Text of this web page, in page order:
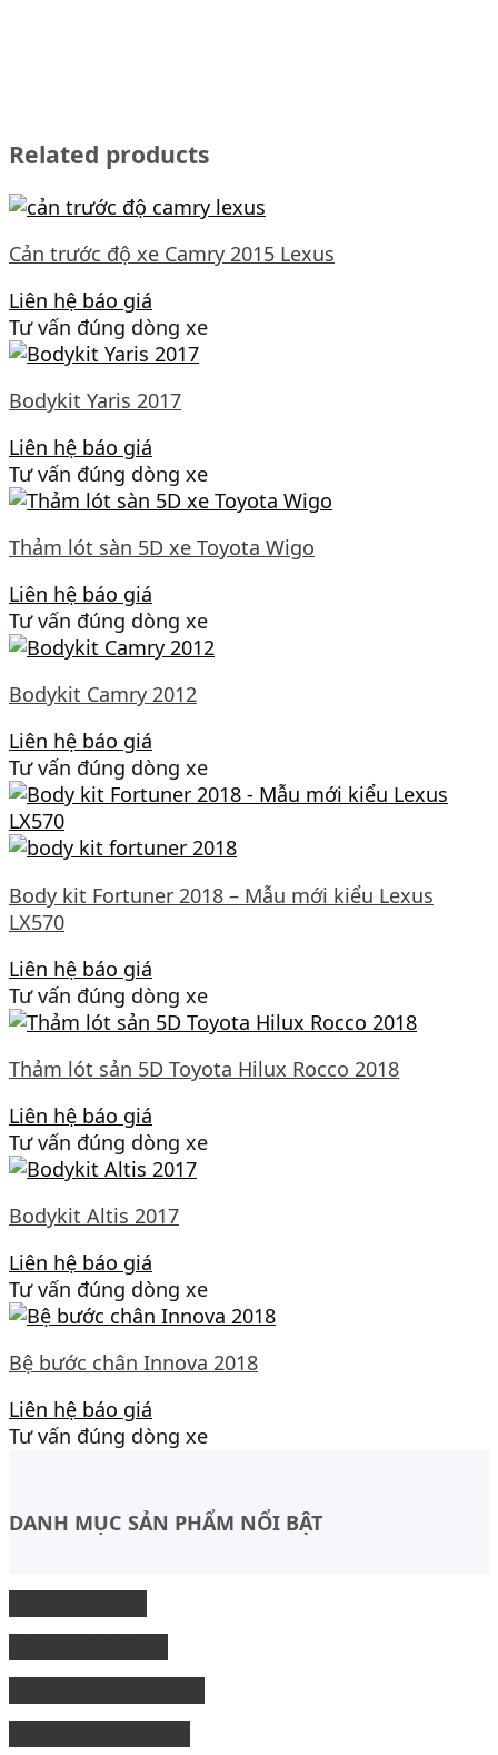
Related products
Cản trước độ xe Camry 2015 Lexus
Liên hệ báo giá
Tư vấn đúng dòng xe
Bodykit Yaris 2017
Liên hệ báo giá
Tư vấn đúng dòng xe
Thảm lót sàn 5D xe Toyota Wigo
Liên hệ báo giá
Tư vấn đúng dòng xe
Bodykit Camry 2012
Liên hệ báo giá
Tư vấn đúng dòng xe
Body kit Fortuner 2018 – Mẫu mới kiểu Lexus
LX570
Liên hệ báo giá
Tư vấn đúng dòng xe
Thảm lót sản 5D Toyota Hilux Rocco 2018
Liên hệ báo giá
Tư vấn đúng dòng xe
Bodykit Altis 2017
Liên hệ báo giá
Tư vấn đúng dòng xe
Bệ bước chân Innova 2018
Liên hệ báo giá
Tư vấn đúng dòng xe
DANH MỤC SẢN PHẨM NỔI BẬT